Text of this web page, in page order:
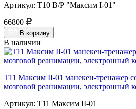
Артикул: Т10 В/Р "Максим I-01"
66800
В корзину
В наличии
Т11 Максим II-01 манекен-тренажер
мозговой реанимации, электронный
Артикул: Т11 Максим II-01